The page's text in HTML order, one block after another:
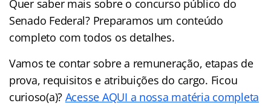
Quer saber mais sobre o concurso público do
Senado Federal? Preparamos um conteúdo
completo com todos os detalhes.
Vamos te contar sobre a remuneração, etapas de
prova, requisitos e atribuições do cargo. Ficou
curioso(a)? Acesse AQUI a nossa matéria completa